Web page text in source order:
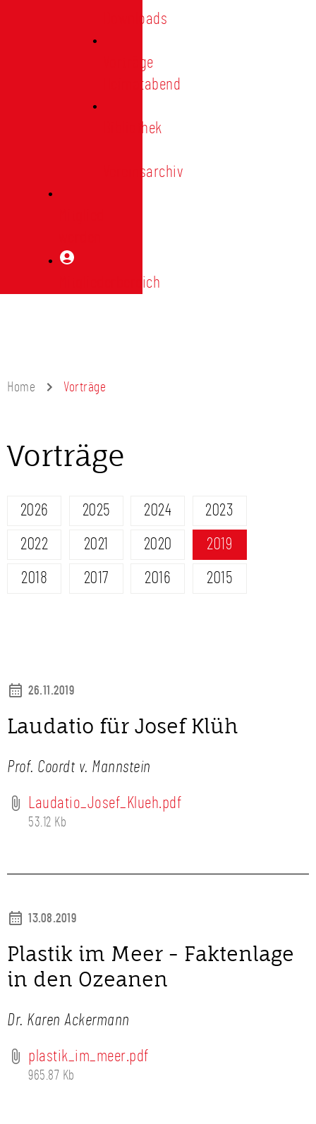
Downloads
Vorträge
Heimatabend
Bibliothek
Vereinsarchiv
Mitgliederbereich
Home Vorträge
Vorträge
2026 2025 2024
2023
2022
2021 2020
2019
2018
2017 2016 2015
26.11.2019
Laudatio für Josef Klüh
Prof. Coordt v. Mannstein
Laudatio_Josef_Klueh.pdf
53.12 Kb
13.08.2019
Plastik im Meer - Faktenlage
in den Ozeanen
Dr. Karen Ackermann
plastik_im_meer.pdf
965.87 Kb